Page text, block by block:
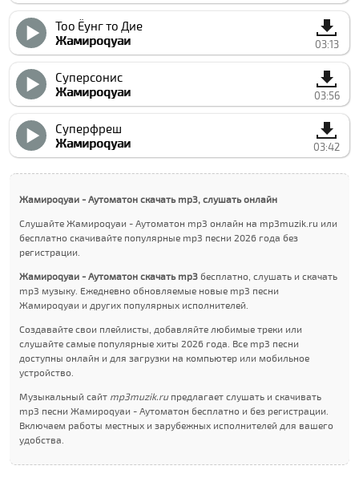
Тоо Ёунг то Дие
Жамироqуаи
03:13
Суперсониc
Жамироqуаи
03:56
Суперфреш
Жамироqуаи
03:42
Жамироqуаи - Аутоматон скачать mp3, слушать онлайн
Слушайте Жамироqуаи - Аутоматон mp3 онлайн на mp3muzik.ru или
бесплатно скачивайте популярные mp3 песни 2026 года без
регистрации.
Жамироqуаи - Аутоматон скачать mp3 бесплатно, слушать и скачать
mp3 музыку. Ежедневно обновляемые новые mp3 песни
Жамироqуаи и других популярных исполнителей.
Создавайте свои плейлисты, добавляйте любимые треки или
слушайте самые популярные хиты 2026 года. Все mp3 песни
доступны онлайн и для загрузки на компьютер или мобильное
устройство.
Музыкальный сайт mp3muzik.ruпредлагает слушать и скачивать
mp3 песни Жамироqуаи - Аутоматон бесплатно и без регистрации.
Включаем работы местных и зарубежных исполнителей для вашего
удобства.